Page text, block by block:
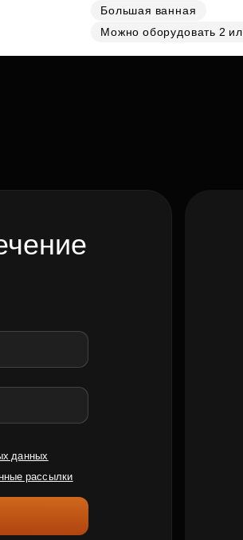
Большая ванная
Можно оборудовать 2
данных
рассылки